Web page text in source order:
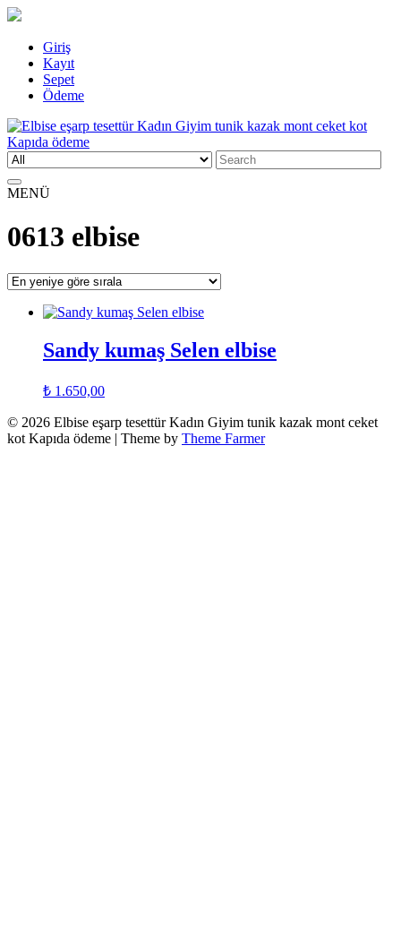
Skip
content
Giriş
Kayıt
Sepet
Ödeme
Elbise eşarp tesettür Kadın Giyim tunik kazak mont ceket kot Kapıda
ödeme
Kadın Giyim üzerine alışveriş sitesi
Search
for:
MENÜ
0613 elbise
Sandy kumaş Selen elbise
₺ 1.650,00
© 2026 Elbise eşarp tesettür Kadın Giyim tunik kazak mont ceket
kot Kapıda ödeme | Theme by Theme Farmer